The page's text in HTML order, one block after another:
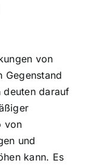
von
Gegenstand
deuten darauf
von
und
kann. Es